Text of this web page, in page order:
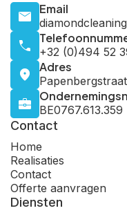
Email
+32 (0)494 52
Adres
BE0767.613.359
Contact
Home
Realisaties
Contact
Offerte aanvragen
Diensten